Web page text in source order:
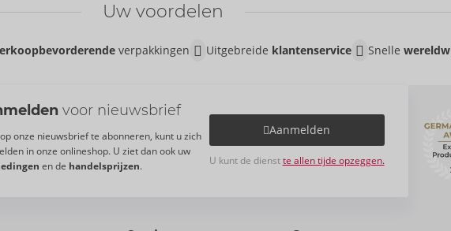
Uw voordelen
verpakkingen Uitgebreide klantenservice Snelle
voor nieuwsbrief
onze nieuwsbrief te abonneren, kunt u zich
in onze onlineshop. U ziet dan ook uw
en de handelsprijzen.
Aanmelden
U kunt de dienstte allen tijde opzeggen.